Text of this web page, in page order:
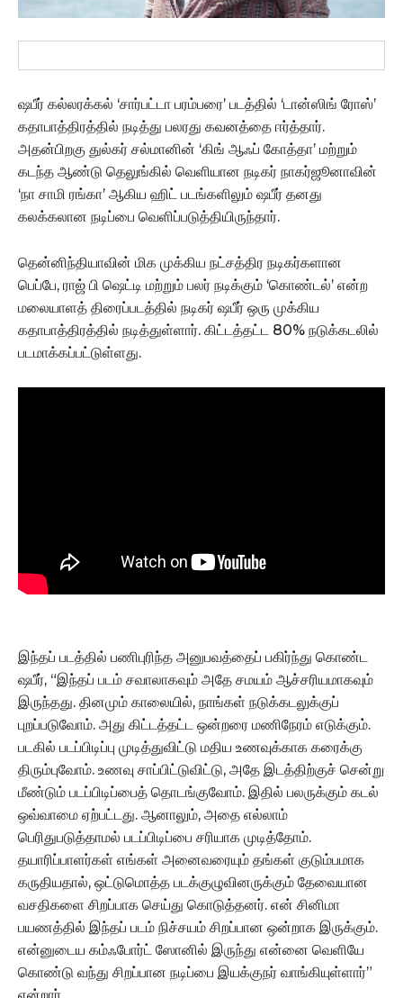
ஷபீர் கல்லரக்கல் ‘சார்பட்டா பரம்பரை’ படத்தில் ‘டான்ஸிங் ரோஸ்’
கதாபாத்திரத்தில் நடித்து பலரது கவனத்தை ஈர்த்தார்.
அதன்பிறகு துல்கர் சல்மானின் ‘கிங் ஆஃப் கோத்தா’ மற்றும்
கடந்த ஆண்டு தெலுங்கில் வெளியான நடிகர் நாகர்ஜூனாவின்
‘நா சாமி ரங்கா’ ஆகிய ஹிட் படங்களிலும் ஷபீர் தனது
கலக்கலான நடிப்பை வெளிப்படுத்தியிருந்தார்.
தென்னிந்தியாவின் மிக முக்கிய நட்சத்திர நடிகர்களான
பெப்பே, ராஜ் பி ஷெட்டி மற்றும் பலர் நடிக்கும் ‘கொண்டல்’ என்ற
மலையாளத் திரைப்படத்தில் நடிகர் ஷபீர் ஒரு முக்கிய
கதாபாத்திரத்தில் நடித்துள்ளார். கிட்டத்தட்ட 80% நடுக்கடலில்
படமாக்கப்பட்டுள்ளது.
இந்தப் படத்தில் பணிபுரிந்த அனுபவத்தைப் பகிர்ந்து கொண்ட
ஷபீர், “இந்தப் படம் சவாலாகவும் அதே சமயம் ஆச்சரியமாகவும்
இருந்தது. தினமும் காலையில், நாங்கள் நடுக்கடலுக்குப்
புறப்படுவோம். அது கிட்டத்தட்ட ஒன்றரை மணிநேரம் எடுக்கும்.
படகில் படப்பிடிப்பு முடித்துவிட்டு மதிய உணவுக்காக கரைக்கு
திரும்புவோம். உணவு சாப்பிட்டுவிட்டு, அதே இடத்திற்குச் சென்று
மீண்டும் படப்பிடிப்பைத் தொடங்குவோம். இதில் பலருக்கும் கடல்
ஒவ்வாமை ஏற்பட்டது. ஆனாலும், அதை எல்லாம்
பெரிதுபடுத்தாமல் படப்பிடிப்பை சரியாக முடித்தோம்.
தயாரிப்பாளர்கள் எங்கள் அனைவரையும் தங்கள் குடும்பமாக
கருதியதால், ஒட்டுமொத்த படக்குழுவினருக்கும் தேவையான
வசதிகளை சிறப்பாக செய்து கொடுத்தனர். என் சினிமா
பயணத்தில் இந்தப் படம் நிச்சயம் சிறப்பான ஒன்றாக இருக்கும்.
என்னுடைய கம்ஃபோர்ட் ஸோனில் இருந்து என்னை வெளியே
கொண்டு வந்து சிறப்பான நடிப்பை இயக்குநர் வாங்கியுள்ளார்”